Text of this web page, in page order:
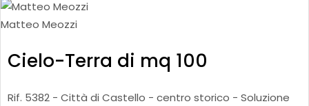
Matteo Meozzi
Cielo-Terra di mq 100
Rif. 5382 - Città di Castello - centro storico - Soluzione